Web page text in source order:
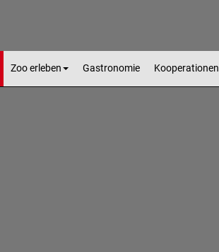
Zoo erleben Gastronomie Kooperationen